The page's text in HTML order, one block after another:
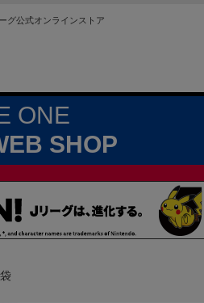
グ公式オンラインストア
ONE
SHOP